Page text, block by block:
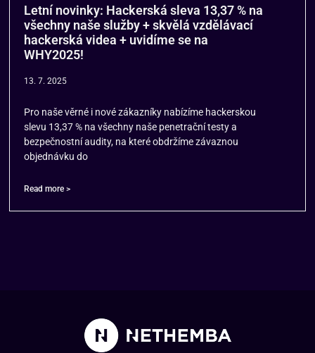
Letní novinky: Hackerská sleva 13,37 % na
všechny naše služby + skvělá vzdělávací
hackerská videa + uvidíme se na
WHY2025!
13. 7. 2025
Pro naše věrné i nové zákazníky nabízíme hackerskou
slevu 13,37 % na všechny naše penetrační testy a
bezpečnostní audity, na které obdržíme závaznou
objednávku do
Read more >